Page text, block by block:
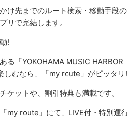
け先までのルート検索・移動手段の
リで完結します。
!
る「YOKOHAMA MUSIC HARBOR
しむなら、「my route」がピッタリ!
ケットや、割引特典も満載です。
my route」にて、LIVE付・特別運行